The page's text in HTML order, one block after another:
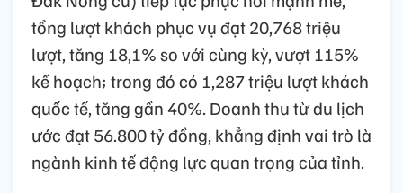
tổng lượt khách phục vụ đạt 20,768 triệu
lượt, tăng 18,1% so với cùng kỳ, vượt 115%
kế hoạch; trong đó có 1,287 triệu lượt khách
quốc tế, tăng gần 40%. Doanh thu từ du lịch
ước đạt 56.800 tỷ đồng, khẳng định vai trò là
ngành kinh tế động lực quan trọng của tỉnh.